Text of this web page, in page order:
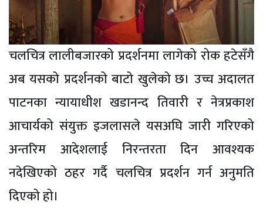
चलचित्र लालीबजारको प्रदर्शनमा लागेको रोक हटेसँगै
अब यसको प्रदर्शनको बाटो खुलेको छ। उच्च अदालत
पाटनका न्यायाधीश खडानन्द तिवारी र नेत्रप्रकाश
आचार्यको संयुक्त इजलासले यसअघि जारी गरिएको
अन्तरिम आदेशलाई निरन्तरता दिन आवश्यक
नदेखिएको ठहर गर्दै चलचित्र प्रदर्शन गर्न अनुमति
दिएको हो।